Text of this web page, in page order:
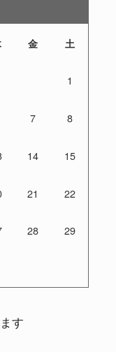
金 土
1
7 8
14 15
21 22
28 29
す